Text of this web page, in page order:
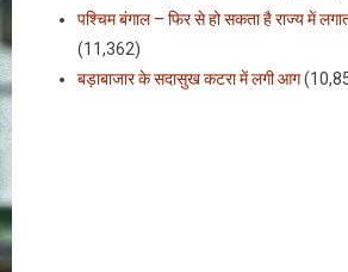
पश्चिम बंगाल – फिर से हो सकता है राज्य में
(11,362)
बड़ाबाजार के सदासुख कटरा में लगी आग